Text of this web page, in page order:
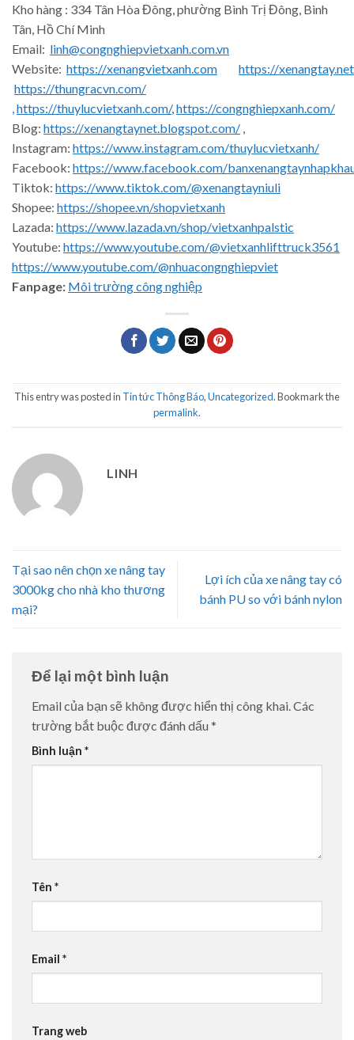
Kho hàng : 334 Tân Hòa Đông, phường Bình Trị Đông, Bình
Tân, Hồ Chí Minh
Email: linh@congnghiepvietxanh.com.vn
Website: https://xenangvietxanh.com
https://xenangtay.net
https://thungracvn.com/
https://thuylucvietxanh.com/, https://congnghiepxanh.com/
Blog: https://xenangtaynet.blogspot.com/
Instagram: https://www.instagram.com/thuylucvietxanh/
Facebook: https://www.facebook.com/
Tiktok: https://www.tiktok.com/@xenangtayniuli
Shopee: https://shopee.vn/shopvietxanh
Lazada: https://www.lazada.vn/shop/vietxanhpalstic
Youtube: https://www.youtube.com/@vietxanhlifttruck3561
https://www.youtube.com/@nhuacongnghiepviet
Fanpage: Môi trường công nghiệp
This entry was posted in Tin tức Thông Báo,Uncategorized. Bookmark the
permalink.
LINH
Tại sao nên chọn xe nâng tay
3000kg cho nhà kho thương
mại?
Lợi ích của xe nâng tay có
bánh PU so với bánh nylon
Để lại một bình luận
Email của bạn sẽ không được hiển thị công khai. Các
trường bắt buộc được đánh dấu *
Bình luận *
Tên *
Email *
Trang web